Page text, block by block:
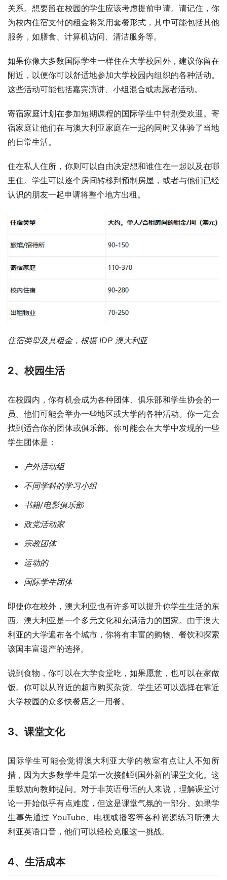
关系。想要留在校园的学生应该考虑提前申请。请记住，你
为校内住宿支付的租金将采用套餐形式，其中可能包括其他
服务，如膳食、计算机访问、清洁服务等。
如果你像大多数国际学生一样住在大学校园外，建议你留在
附近，以便你可以舒适地参加大学校园内组织的各种活动。
这些活动可能包括嘉宾演讲、小组混合或志愿者活动。
寄宿家庭计划在参加短期课程的国际学生中特别受欢迎。寄
宿家庭让他们在与澳大利亚家庭在一起的同时又体验了当地
的日常生活。
住在私人住所，你则可以自由决定想和谁住在一起以及在哪
里住。学生可以逐个房间转移到预制房屋，或者与他们已经
认识的朋友一起申请将整个地方出租。
住宿类型及其租金，根据 IDP 澳大利亚
2、校园生活
在校园内，你有机会成为各种团体、俱乐部和学生协会的一
员。他们可能会举办一些地区或大学的各种活动。你一定会
找到适合你的团体或俱乐部。你可能会在大学中发现的一些
学生团体是：
户外活动组
不同学科的学习小组
书籍/电影俱乐部
政党活动家
宗教团体
运动的
国际学生团体
即使你在校外，澳大利亚也有许多可以提升你学生生活的东
西。澳大利亚是一个多元文化和充满活力的国家。由于澳大
利亚的大学遍布各个城市，你将有丰富的购物、餐饮和探索
该国丰富遗产的选择。
说到食物，你可以在大学食堂吃，如果愿意，也可以在家做
饭。你可以从附近的超市购买杂货。学生还可以选择在靠近
大学校园的众多快餐店之一用餐。
3、 课堂文化
国际学生可能会觉得澳大利亚大学的教室有点让人不知所
措，因为大多数学生是第一次接触到国外新的课堂文化。这
里鼓励向教师提问。对于非英语母语的人来说，理解课堂讨
论一开始似乎有点难度，但这是课堂气氛的一部分。如果学
生事先通过 YouTube、电视或播客等各种资源练习听澳大
利亚英语口音，他们可以轻松克服这一挑战。
4、 生活成本